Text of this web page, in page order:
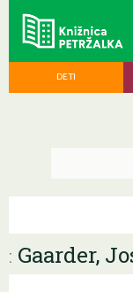
DETI
: Gaarder,